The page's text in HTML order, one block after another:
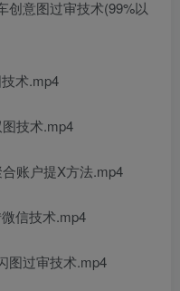
创意图过审技术(99%以
术.mp4
技术.mp4
账户提X方法.mp4
信技术.mp4
图过审技术.mp4